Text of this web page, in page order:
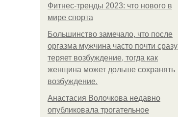
Фитнес-тренды 2023: что нового в
мире спорта
Большинство замечало, что после
оргазма мужчина часто почти сразу
теряет возбуждение, тогда как
женщина может дольше сохранять
возбуждение.
Анастасия Волочкова недавно
опубликовала трогательное